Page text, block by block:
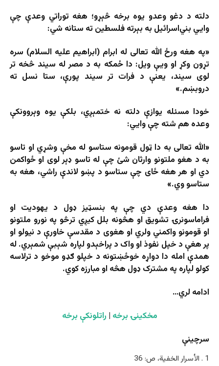
دلته د دغو وعدو يوه برخه څېړو؛ هغه توراتي وعدې چې
وايي بني‌اسرائيل به بېرته فلسطين ته ستانه شي:
«په هغه ورځ الله تعالی له ابرام (ابراهيم عليه السلام) سره
تړون وکړ او ويې ويل: دا ځمکه به د مصر له سيند څخه تر
لوی سيند، يعنې د فرات تر سيند پورې، ستا نسل ته
دروبښم.»
خودا مسئله يوازې دلته نه ختمېږي، بلکې يوه وېروونکې
وعده هم شته چې وايي:
«الله تعالی به دا ټول قومونه ستاسو له مخې وشړي او تاسو
به د هغو ملتونو وارثان شئ چې له تاسو ډېر لوی او ځواکمن
دي او هر هغه ځای چې ستاسو د پښو لاندې راشي، هغه به
ستاسو وي.»
دا هغه وعدې دي چې په بنسټيز ډول د یهودیت او
فراماسونرۍ تشویق او هڅونه بلل کيږي ترڅو په نورو ملتونو
او قومونو واکمني ولري او هغوی د مقدسې خاورې د نيولو او
پر هغې د خپل نفوذ او واک د پراخېدو لپاره شېبې شمېري. له
همدې امله دا دواړه خوځښتونه د خپلو ګډو موخو د ترلاسه
کولو لپاره په مشترک ډول هڅه او مبارزه کوي.
ادامه لري…
مخکینۍ برخه | راتلونکې برخه
سرچینې
1 . الأسرار الخفیة، ص: 36